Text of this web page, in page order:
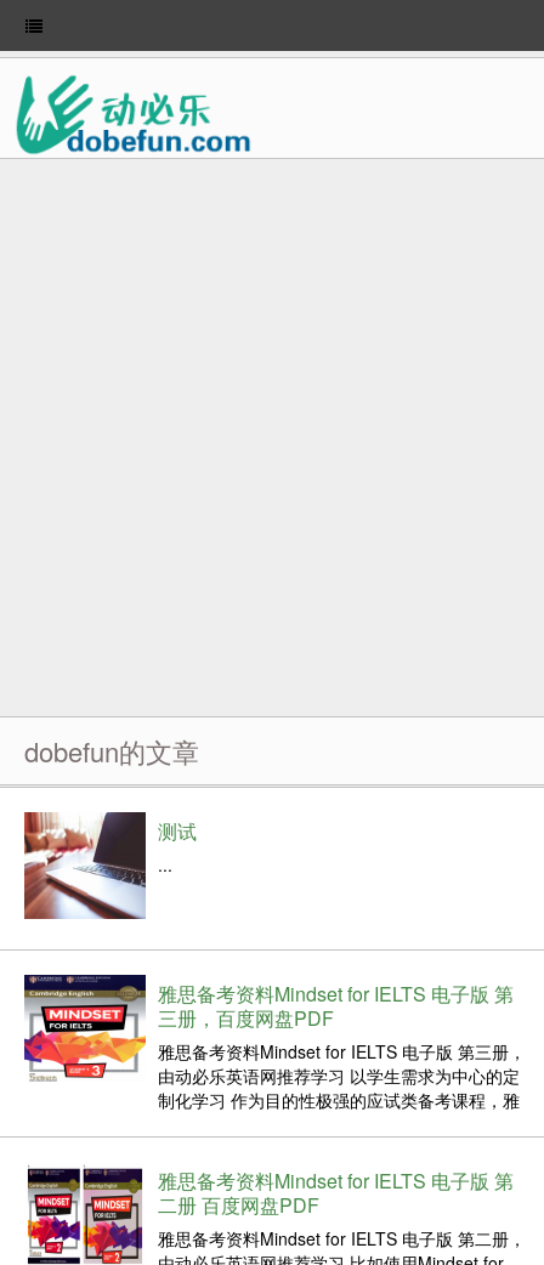
dobefun的文章
测试
...
雅思备考资料Mindset for IELTS 电子版 第
三册，百度网盘PDF
雅思备考资料Mindset for IELTS 电子版 第三册，
由动必乐英语网推荐学习 以学生需求为中心的定
制化学习 作为目的性极强的应试类备考课程，雅
以笔记和练习为主的枯燥的被动学习方式？可不
可...
雅思备考资料Mindset for IELTS 电子版 第
二册 百度网盘PDF
雅思备考资料Mindset for IELTS 电子版 第二册，